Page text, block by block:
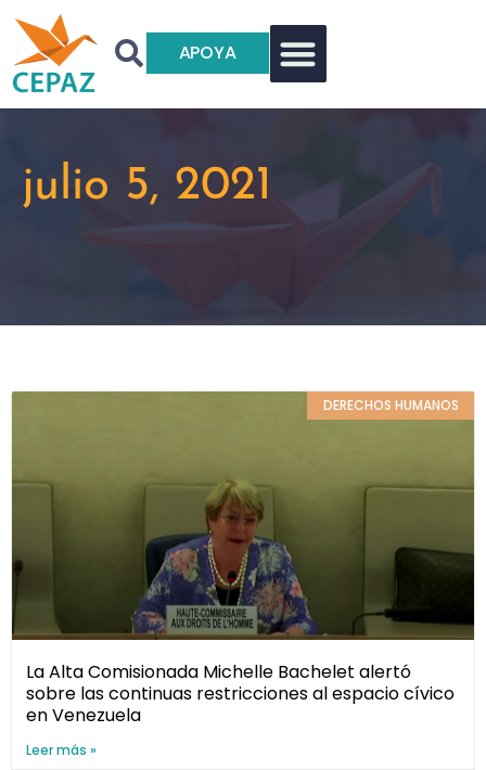
APOYA
julio 5, 2021
DERECHOS HUMANOS
La Alta Comisionada Michelle Bachelet alertó
sobre las continuas restricciones al espacio cívico
en Venezuela
Leer más »